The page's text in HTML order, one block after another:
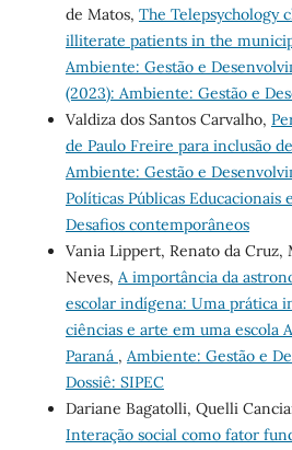
de Matos, The Telepsychology
illiterate patients in the
Ambiente: Gestão e
(2023): Ambiente: Gestão e
Valdiza dos Santos Carvalho,
de Paulo Freire para inclusão
Ambiente: Gestão e
Políticas Públicas
Desafios contemporâneos
Vania Lippert, Renato da Cruz,
Neves, A importância da
escolar indígena: Uma prática
ciências e arte em uma escola
Paraná , Ambiente: Gestão e
Dossiê: SIPEC
Dariane Bagatolli, Quelli
Interação social como fator